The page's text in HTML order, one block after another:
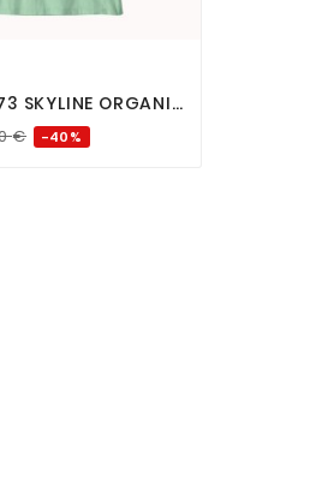
 
SKYLINE ORGANIC
€ -40%